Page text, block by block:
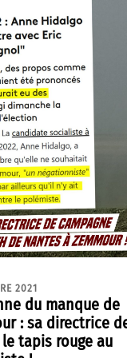
2021
du manque de
: sa directrice
tapis rouge au